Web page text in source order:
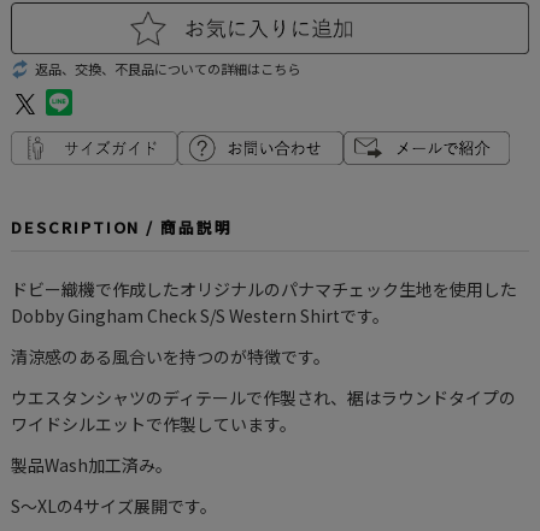
返品、交換、不良品についての詳細はこちら
DESCRIPTION / 商品説明
ドビー織機で作成したオリジナルのパナマチェック生地を使用した
Dobby Gingham Check S/S Western Shirtです。
清涼感のある風合いを持つのが特徴です。
ウエスタンシャツのディテールで作製され、裾はラウンドタイプの
ワイドシルエットで作製しています。
製品Wash加工済み。
S〜XLの4サイズ展開です。